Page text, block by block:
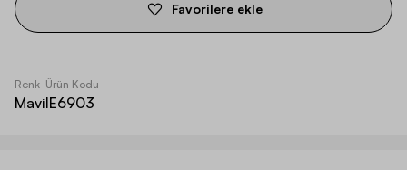
Favorilere ekle
Renk
Mavi
Ürün Kodu
IE6903